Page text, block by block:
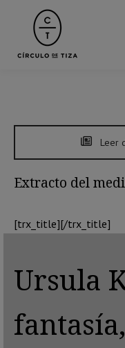
Leer
Extracto del
[trx_title][/trx_title]
Ursula